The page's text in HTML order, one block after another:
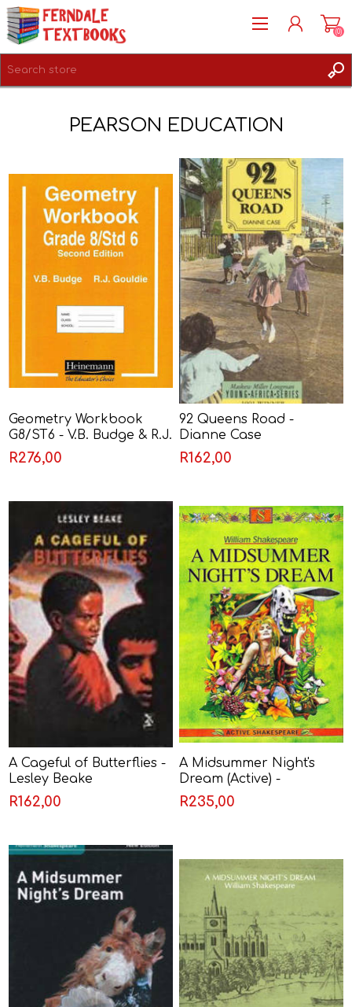
(0)
PEARSON EDUCATION
Geometry Workbook
G8/ST6 - V.B. Budge & R.J.
Gouldie
R276,00
92 Queens Road -
Dianne Case
R162,00
A Cageful of Butterflies -
Lesley Beake
R162,00
A Midsummer Night's
Dream (Active) -
Shakespeare
R235,00